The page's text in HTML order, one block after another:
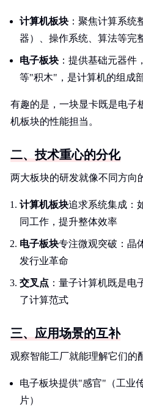
计算机板块 ：聚焦计算系统
器）、操作系统、算法等完
电子板块 ：提供基础元器件
等"积木"，是计算机的组成
有趣的是，一块显卡既是电子
机板块的性能担当。
二、技术重心的分化
两大板块的研发就像不同方向
计算机板块追求系统集成：
同工作，提升整体效率
电子板块专注微观突破：晶
发行业革命
交叉点 ：量子计算机既是电
了计算范式
三、应用场景的互补
观察智能工厂就能理解它们的
电子板块提供"感官"（工业
片）